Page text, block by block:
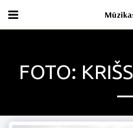
FOTO: